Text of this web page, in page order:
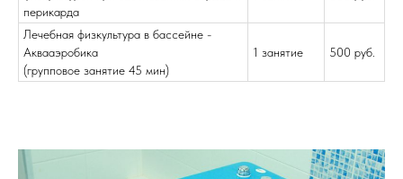
перикарда
Лечебная физкультура в бассейне -
Аквааэробика
(групповое занятие 45 мин)
1 занятие 500 руб.